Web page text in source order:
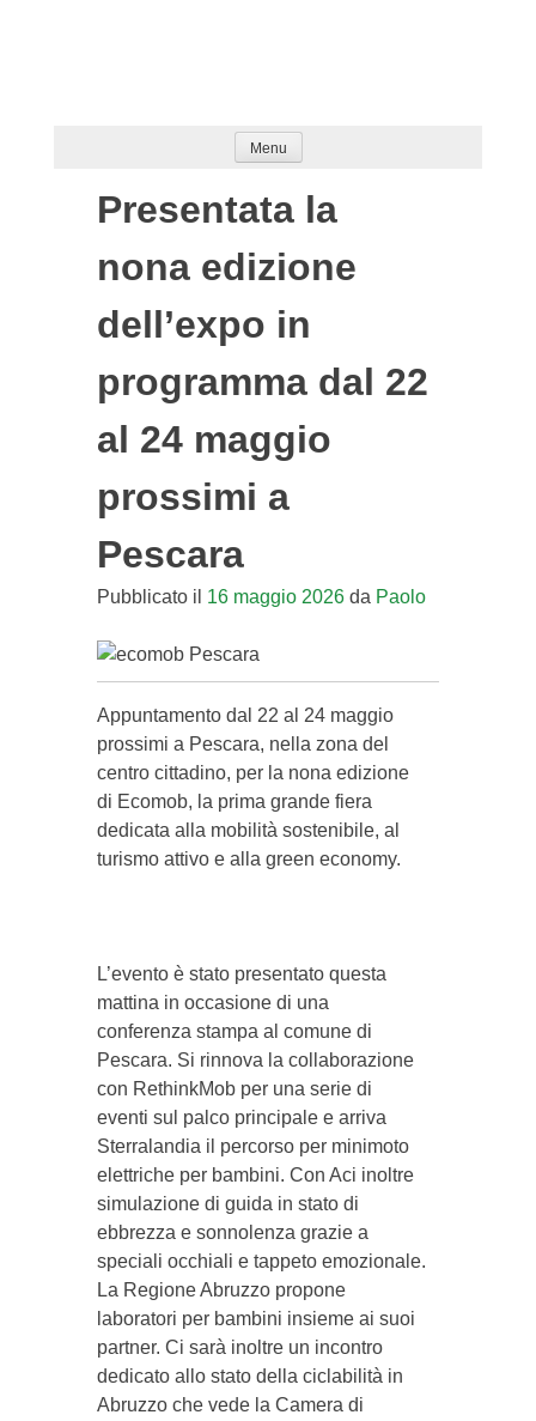
Menu
Presentata la
nona edizione
dell’expo in
programma dal 22
al 24 maggio
prossimi a
Pescara
Pubblicato il 16 maggio 2026da Paolo
Appuntamento dal 22 al 24 maggio
prossimi a Pescara, nella zona del
centro cittadino, per la nona edizione
di Ecomob, la prima grande fiera
dedicata alla mobilità sostenibile, al
turismo attivo e alla green economy.
L’evento è stato presentato questa
mattina in occasione di una
conferenza stampa al comune di
Pescara. Si rinnova la collaborazione
con RethinkMob per una serie di
eventi sul palco principale e arriva
Sterralandia il percorso per minimoto
elettriche per bambini. Con Aci inoltre
simulazione di guida in stato di
ebbrezza e sonnolenza grazie a
speciali occhiali e tappeto emozionale.
La Regione Abruzzo propone
laboratori per bambini insieme ai suoi
partner. Ci sarà inoltre un incontro
dedicato allo stato della ciclabilità in
Abruzzo che vede la Camera di